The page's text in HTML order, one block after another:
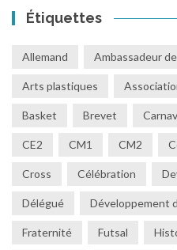
Étiquettes
Allemand Ambassadeur
Arts plastiques
Basket Brevet
CE2 CM1 CM2
Cross Célébration
Délégué Développement
Fraternité Futsal